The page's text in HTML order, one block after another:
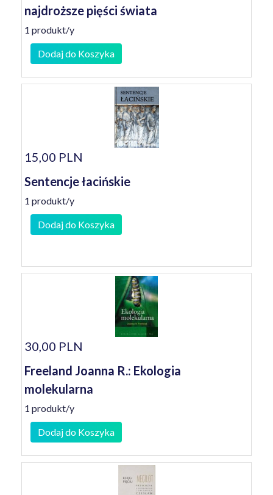
najdroższe pięści świata
1 produkt/y
Dodaj do Koszyka
15,00 PLN
Sentencje łacińskie
1 produkt/y
Dodaj do Koszyka
30,00 PLN
Freeland Joanna R.: Ekologia
molekularna
1 produkt/y
Dodaj do Koszyka